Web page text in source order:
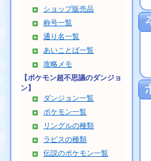
ショップ販売品
称号一覧
通り名一覧
あいことば一覧
攻略メモ
【ポケモン超不思議のダンジョ
ン】
ダンジョン一覧
ポケモン一覧
リングルの種類
ラピスの種類
伝説のポケモン一覧